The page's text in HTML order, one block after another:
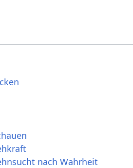
nach Wahrheit